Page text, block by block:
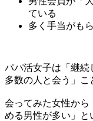
ている
多く手当がも
パパ活女子は「継続
多数の人と会う」こ
会ってみた女性から
める男性が多い」と